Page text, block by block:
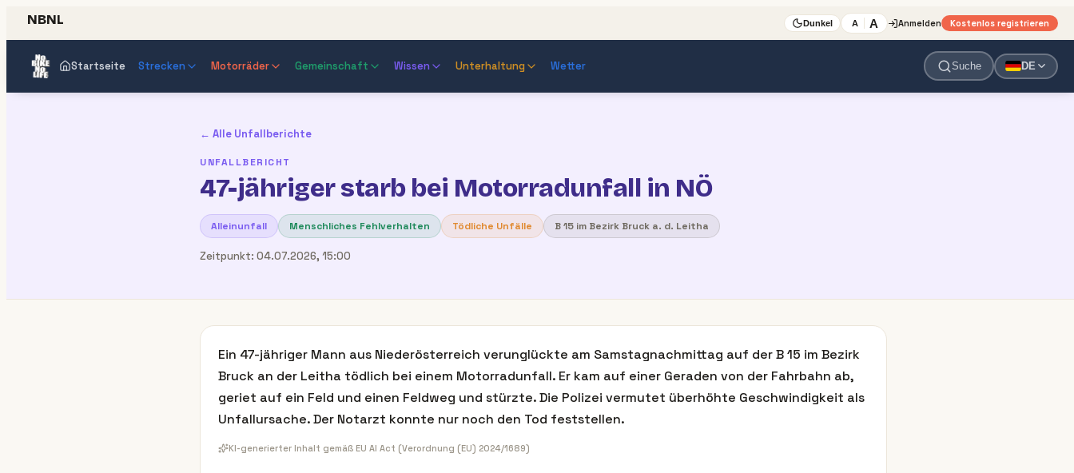
NBNL Dunkel A A Anmelden Kostenlos registrieren
Startseite Strecken Motorräder Gemeinschaft Wissen Unterhaltung Wetter Suche DE
← Alle Unfallberichte
UNFALLBERICHT
47-jähriger starb bei Motorradunfall in NÖ
Alleinunfall Menschliches Fehlverhalten Tödliche Unfälle B 15 im Bezirk Bruck a. d. Leitha
Zeitpunkt: 04.07.2026, 15:00
Ein 47-jähriger Mann aus Niederösterreich verunglückte am Samstagnachmittag auf der B 15 im Bezirk
Bruck an der Leitha tödlich bei einem Motorradunfall. Er kam auf einer Geraden von der Fahrbahn ab,
geriet auf ein Feld und einen Feldweg und stürzte. Die Polizei vermutet überhöhte Geschwindigkeit als
Unfallursache. Der Notarzt konnte nur noch den Tod feststellen.
KI-generierter Inhalt gemäß EU AI Act (Verordnung (EU) 2024/1689)